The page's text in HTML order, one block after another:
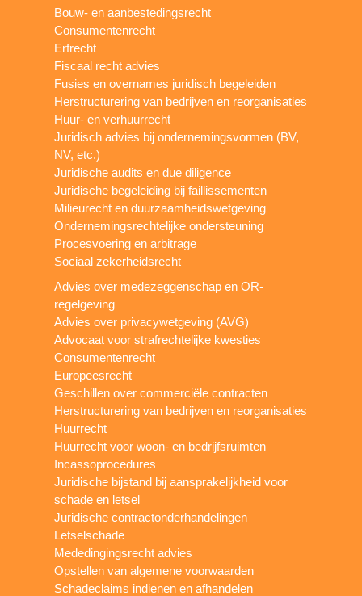
Bouw- en aanbestedingsrecht
Consumentenrecht
Erfrecht
Fiscaal recht advies
Fusies en overnames juridisch begeleiden
Herstructurering van bedrijven en reorganisaties
Huur- en verhuurrecht
Juridisch advies bij ondernemingsvormen (BV,
NV, etc.)
Juridische audits en due diligence
Juridische begeleiding bij faillissementen
Milieurecht en duurzaamheidswetgeving
Ondernemingsrechtelijke ondersteuning
Procesvoering en arbitrage
Sociaal zekerheidsrecht
Advies over medezeggenschap en OR-
regelgeving
Advies over privacywetgeving (AVG)
Advocaat voor strafrechtelijke kwesties
Consumentenrecht
Europeesrecht
Geschillen over commerciële contracten
Herstructurering van bedrijven en reorganisaties
Huurrecht
Huurrecht voor woon- en bedrijfsruimten
Incassoprocedures
Juridische bijstand bij aansprakelijkheid voor
schade en letsel
Juridische contractonderhandelingen
Letselschade
Mededingingsrecht advies
Opstellen van algemene voorwaarden
Schadeclaims indienen en afhandelen